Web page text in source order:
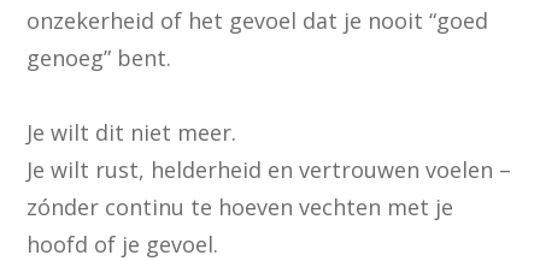
onzekerheid of het gevoel dat je nooit “goed
genoeg” bent.
Je wilt dit niet meer.
Je wilt rust, helderheid en vertrouwen voelen –
zónder continu te hoeven vechten met je
hoofd of je gevoel.